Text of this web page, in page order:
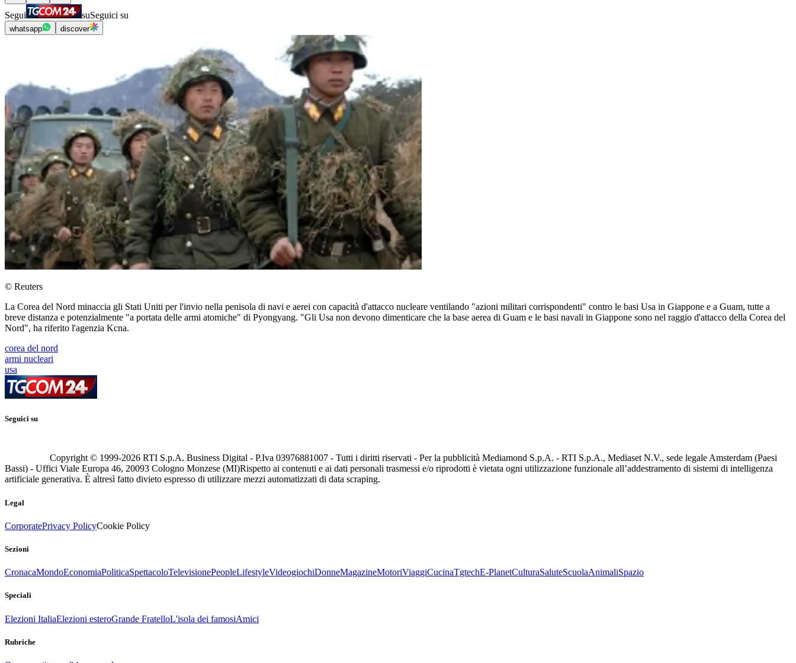
Segui suSeguici su
whatsapp discover
© Reuters
La Corea del Nord minaccia gli Stati Uniti per l'invio nella penisola di navi e aerei con capacità d'attacco nucleare ventilando "azioni militari corrispondenti" contro le basi Usa in Giappone e a Guam, tutte a
breve distanza e potenzialmente "a portata delle armi atomiche" di Pyongyang. "Gli Usa non devono dimenticare che la base aerea di Guam e le basi navali in Giappone sono nel raggio d'attacco della Corea del
Nord", ha riferito l'agenzia Kcna.
corea del nord
armi nucleari
usa
Seguici su
Copyright © 1999-2026 RTI S.p.A. Business Digital - P.Iva 03976881007 - Tutti i diritti riservati - Per la pubblicità Mediamond S.p.A. - RTI S.p.A., Mediaset N.V., sede legale Amsterdam (Paesi
Bassi) - Uffici Viale Europa 46, 20093 Cologno Monzese (MI)Rispetto ai contenuti e ai dati personali trasmessi e/o riprodotti è vietata ogni utilizzazione funzionale all’addestramento di sistemi di intelligenza
artificiale generativa. È altresì fatto divieto espresso di utilizzare mezzi automatizzati di data scraping.
Legal
CorporatePrivacy PolicyCookie Policy
Sezioni
CronacaMondoEconomiaPoliticaSpettacoloTelevisionePeopleLifestyleVideogiochiDonneMagazineMotoriViaggiCucinaTgtechE-PlanetCulturaSaluteScuolaAnimaliSpazio
Speciali
Elezioni ItaliaElezioni esteroGrande FratelloL'isola dei famosiAmici
Rubriche